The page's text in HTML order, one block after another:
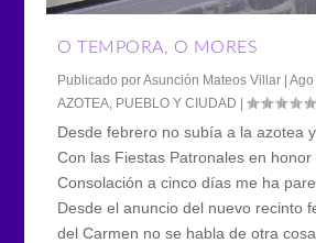
O TEMPORA, O MORES
Publicado porAsunción Mateos Villar |
AZOTEA PUEBLO Y CIUDAD |
Desde febrero no subía a la azotea
Con las Fiestas Patronales en
Consolación a cinco días me ha
Desde el anuncio del nuevo recinto
del Carmen no se habla de otra